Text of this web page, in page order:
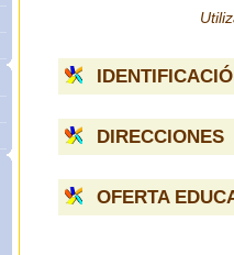
DIRECCIONES
OFERTA